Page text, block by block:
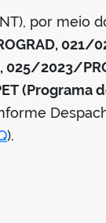
por meio
021/
025/2023/
(Programa
).